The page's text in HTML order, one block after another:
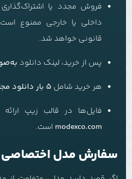
فروش مجدد یا
داخلی یا خارجی ممنوع
قانونی خواهد شد.
پس از خرید، لینک دانلود
هر خرید شامل ۵ بار دانلود مجاز
فایل‌ها در قالب زیپ
modexco.com است.
سفارش مدل اختصاصی